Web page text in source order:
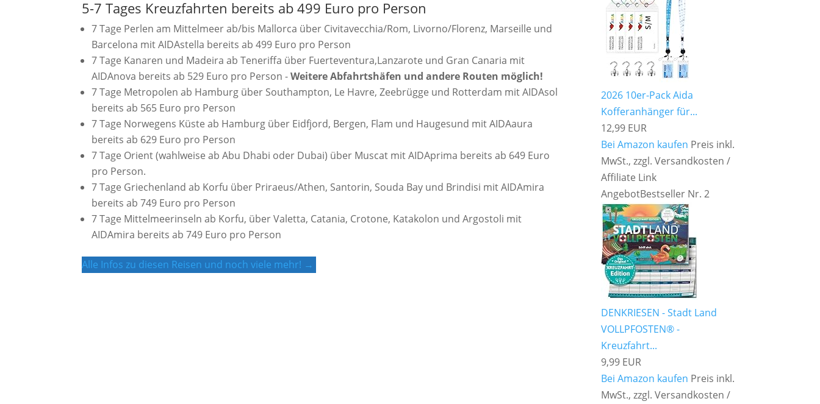
5-7 Tages Kreuzfahrten bereits ab 499 Euro pro Person
7 Tage Perlen am Mittelmeer ab/bis Mallorca über Civitavecchia/Rom, Livorno/Florenz, Marseille und
Barcelona mit AIDAstella bereits ab 499 Euro pro Person
7 Tage Kanaren und Madeira ab Teneriffa über Fuerteventura,Lanzarote und Gran Canaria mit
AIDAnova bereits ab 529 Euro pro Person -Weitere Abfahrtshäfen und andere Routen möglich!
7 Tage Metropolen ab Hamburg über Southampton, Le Havre, Zeebrügge und Rotterdam mit AIDAsol
bereits ab 565 Euro pro Person
7 Tage Norwegens Küste ab Hamburg über Eidfjord, Bergen, Flam und Haugesund mit AIDAaura
bereits ab 629 Euro pro Person
7 Tage Orient (wahlweise ab Abu Dhabi oder Dubai) über Muscat mit AIDAprima bereits ab 649 Euro
pro Person.
7 Tage Griechenland ab Korfu über Priraeus/Athen, Santorin, Souda Bay und Brindisi mit AIDAmira
bereits ab 749 Euro pro Person
7 Tage Mittelmeerinseln ab Korfu, über Valetta, Catania, Crotone, Katakolon und Argostoli mit
AIDAmira bereits ab 749 Euro pro Person
Alle Infos zu diesen Reisen und noch viele mehr! →
2026 10er-Pack Aida
Kofferanhänger für...
12,99 EUR
Bei Amazon kaufen Preis inkl.
MwSt., zzgl. Versandkosten /
Affiliate Link
AngebotBestseller Nr. 2
DENKRIESEN - Stadt Land
VOLLPFOSTEN® -
Kreuzfahrt...
9,99 EUR
Bei Amazon kaufen Preis inkl.
MwSt., zzgl. Versandkosten /